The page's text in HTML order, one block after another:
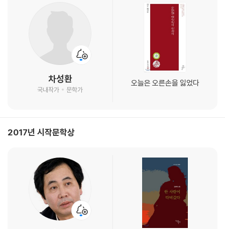
차성환
국내작가 문학가
오늘은 오른손을 잃었다
2017년 시작문학상